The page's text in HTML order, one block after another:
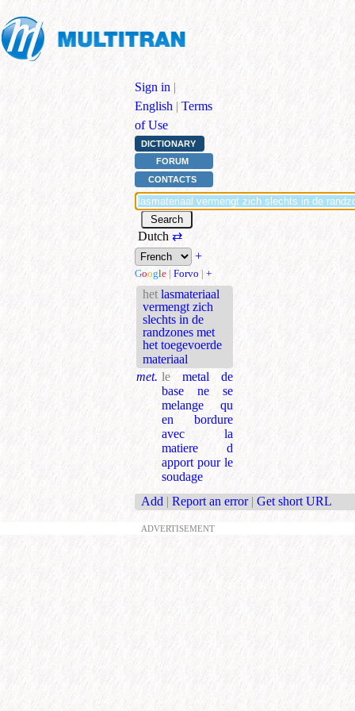
Sign in |
English | Terms
of Use
DICTIONARY
FORUM
CONTACTS
Dutch ⇄
+
Google | Forvo | +
het lasmateriaal
vermengt zich
slechts in de
randzones met
het toegevoerde
materiaal
met. le metal de
base ne se
melange qu
en bordure
avec la
matiere d
apport pour le
soudage
Add | Report an error | Get short URL
ADVERTISEMENT